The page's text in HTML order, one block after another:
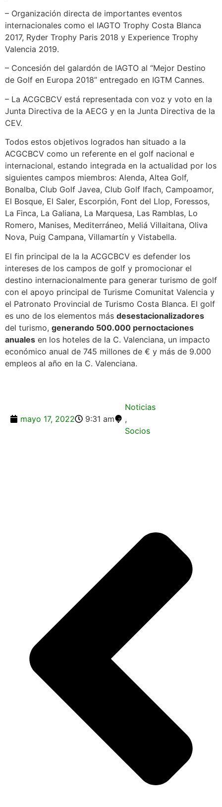
– Organización directa de importantes eventos
internacionales como el IAGTO Trophy Costa Blanca
2017, Ryder Trophy Paris 2018 y Experience Trophy
Valencia 2019.
– Concesión del galardón de IAGTO al “Mejor Destino
de Golf en Europa 2018” entregado en IGTM Cannes.
– La ACGCBCV está representada con voz y voto en la
Junta Directiva de la AECG y en la Junta Directiva de la
CEV.
Todos estos objetivos logrados han situado a la
ACGCBCV como un referente en el golf nacional e
internacional, estando integrada en la actualidad por los
siguientes campos miembros: Alenda, Altea Golf,
Bonalba, Club Golf Javea, Club Golf Ifach, Campoamor,
El Bosque, El Saler, Escorpión, Font del Llop, Foressos,
La Finca, La Galiana, La Marquesa, Las Ramblas, Lo
Romero, Manises, Mediterráneo, Meliá Villaitana, Oliva
Nova, Puig Campana, Villamartín y Vistabella.
El fin principal de la la ACGCBCV es defender los
intereses de los campos de golf y promocionar el
destino internacionalmente para generar turismo de golf
con el apoyo principal de Turisme Comunitat Valencia y
el Patronato Provincial de Turismo Costa Blanca. El golf
es uno de los elementos más desestacionalizadores
del turismo, generando 500.000 pernoctaciones
anuales en los hoteles de la C. Valenciana, un impacto
económico anual de 745 millones de € y más de 9.000
empleos al año en la C. Valenciana.
mayo 17, 2022 9:31 am
Noticias
,
Socios